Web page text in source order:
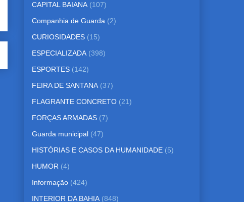
CAPITAL BAIANA (107)
Companhia de Guarda (2)
CURIOSIDADES (15)
ESPECIALIZADA (398)
ESPORTES (142)
FEIRA DE SANTANA (37)
FLAGRANTE CONCRETO (21)
FORÇAS ARMADAS (7)
Guarda municipal (47)
HISTÓRIAS E CASOS DA HUMANIDADE (5)
HUMOR (4)
Informação (424)
INTERIOR DA BAHIA (848)